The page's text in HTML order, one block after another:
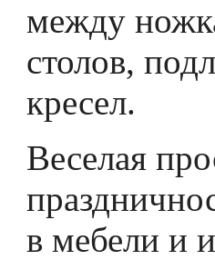
между
столов,
кресел.
Веселая
в мебели и